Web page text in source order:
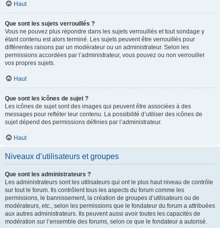
Haut
Que sont les sujets verrouillés ?
Vous ne pouvez plus répondre dans les sujets verrouillés et tout sondage y
étant contenu est alors terminé. Les sujets peuvent être verrouillés pour
différentes raisons par un modérateur ou un administrateur. Selon les
permissions accordées par l’administrateur, vous pouvez ou non verrouiller
vos propres sujets.
Haut
Que sont les icônes de sujet ?
Les icônes de sujet sont des images qui peuvent être associées à des
messages pour refléter leur contenu. La possibilité d’utiliser des icônes de
sujet dépend des permissions définies par l’administrateur.
Haut
Niveaux d’utilisateurs et groupes
Que sont les administrateurs ?
Les administrateurs sont les utilisateurs qui ont le plus haut niveau de contrôle
sur tout le forum. Ils contrôlent tous les aspects du forum comme les
permissions, le bannissement, la création de groupes d’utilisateurs ou de
modérateurs, etc., selon les permissions que le fondateur du forum a attribuées
aux autres administrateurs. Ils peuvent aussi avoir toutes les capacités de
modération sur l’ensemble des forums, selon ce que le fondateur a autorisé.